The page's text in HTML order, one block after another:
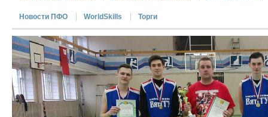
Новости ПФО WorldSkills Торги